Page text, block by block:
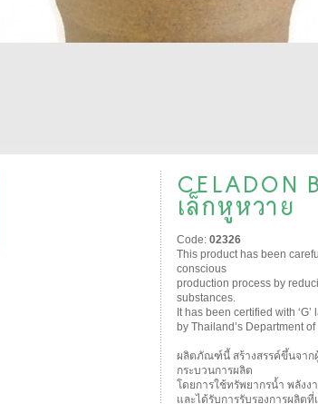
CELADON
เล็กหูหวาย
Code: 02326
This product has been
conscious
production process by
substances.
It has been certified with
by Thailand’s Department
ผลิตภัณฑ์นี้ สร้างสรรค์ขึ้นจาก
กระบวนการผลิต
โดยการใช้ทรัพยากรน้ำ พลังง
และได้รับการรับรองการผลิ